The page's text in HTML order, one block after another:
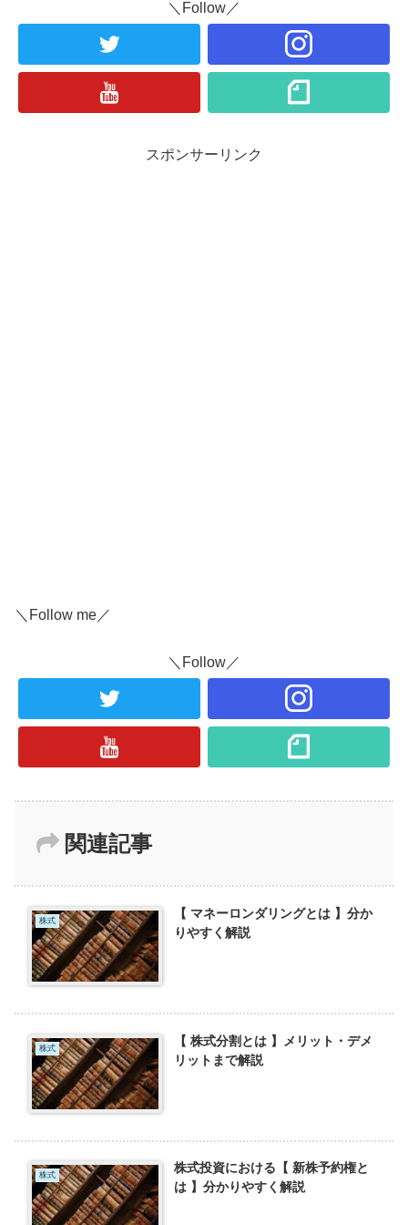
＼Follow／
スポンサーリンク
＼Follow me／
＼Follow／
関連記事
株式
【 マネーロンダリングとは 】分か
りやすく解説
株式
【 株式分割とは 】メリット・デメ
リットまで解説
株式
株式投資における【 新株予約権と
は 】分かりやすく解説